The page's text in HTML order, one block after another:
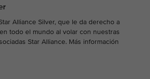
Alliance Silver, que le da derecho a
todo el mundo al volar con nuestras
Star Alliance. Más información